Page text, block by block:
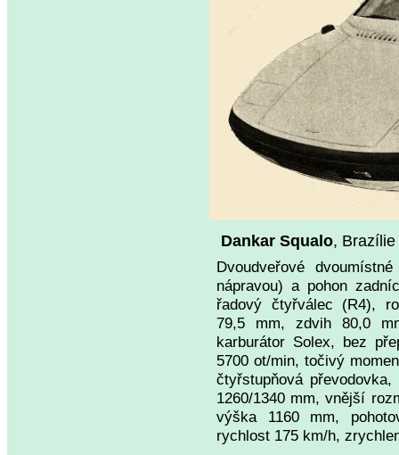
Dankar Squalo,
Dvoudveřové
nápravou) a pohon
řadový čtyřválec (R4),
79,5 mm, zdvih 80,0
karburátor Solex, bez
5700 ot/min, točivý
čtyřstupňová
1260/1340 mm, vnější
výška 1160 mm,
rychlost 175 km/h,